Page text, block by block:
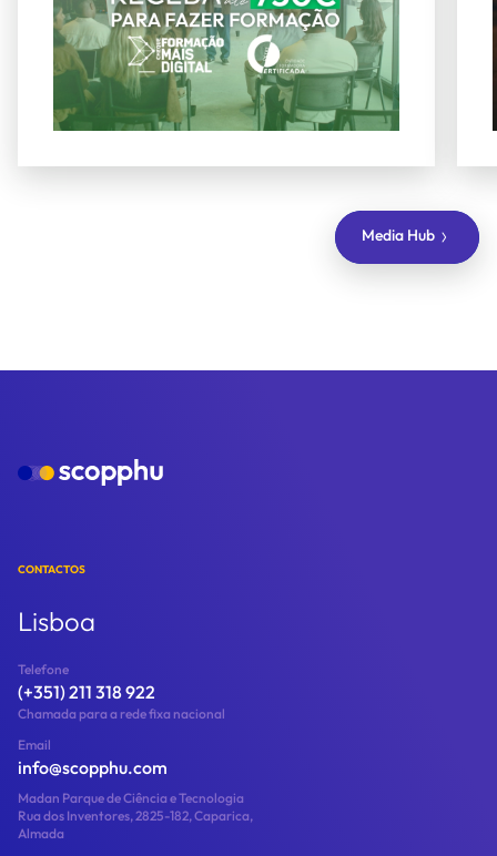
Media Hub
CONTACTOS
Lisboa
Telefone
(+351) 211 318 922
Chamada para a rede fixa nacional
Email
info@scopphu.com
Madan Parque de Ciência e Tecnologia
Rua dos Inventores, 2825-182, Caparica,
Almada